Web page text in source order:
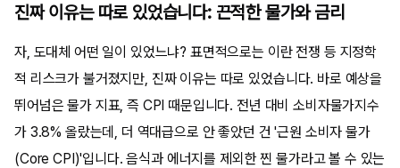
진짜 이유는 따로 있었습니다: 끈적한 물가와 금리
자, 도대체 어떤 일이 있었느냐? 표면적으로는 이란 전쟁 등 지정학
적 리스크가 불거졌지만, 진짜 이유는 따로 있었습니다. 바로 예상을
뛰어넘은 물가 지표, 즉 CPI 때문입니다. 전년 대비 소비자물가지수
가 3.8% 올랐는데, 더 역대급으로 안 좋았던 건 '근원 소비자 물가
(Core CPI)'입니다. 음식과 에너지를 제외한 찐 물가라고 볼 수 있는